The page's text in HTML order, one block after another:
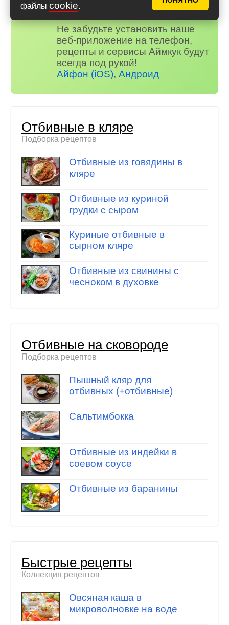
файлы cookie.
😃 Комментарии
и многое другое…
Не забудьте установить наше
веб-приложение на телефон,
рецепты и сервисы Аймкук будут
всегда под рукой!
Айфон (iOS),Андроид
Отбивные в кляре
Подборка рецептов
Отбивные из говядины в
кляре
Отбивные из куриной
грудки с сыром
Куриные отбивные в
сырном кляре
Отбивные из свинины с
чесноком в духовке
Отбивные на сковороде
Подборка рецептов
Пышный кляр для
отбивных (+отбивные)
Сальтимбокка
Отбивные из индейки в
соевом соусе
Отбивные из баранины
Быстрые рецепты
Коллекция рецептов
Овсяная каша в
микроволновке на воде